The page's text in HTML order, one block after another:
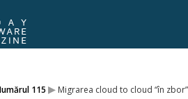
115 ▸ Migrarea cloud to cloud “în